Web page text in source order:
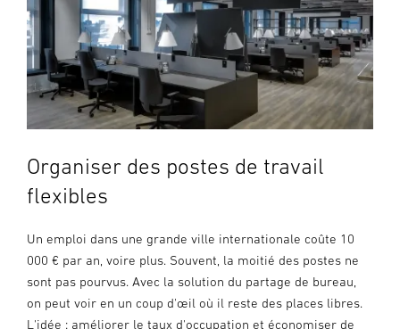
Organiser des postes de travail
flexibles
Un emploi dans une grande ville internationale coûte 10
000 € par an, voire plus. Souvent, la moitié des postes ne
sont pas pourvus. Avec la solution du partage de bureau,
on peut voir en un coup d'œil où il reste des places libres.
L'idée : améliorer le taux d'occupation et économiser de